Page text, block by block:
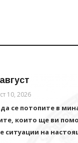
10, 2026
се потопите в
които ще ви
ситуации на